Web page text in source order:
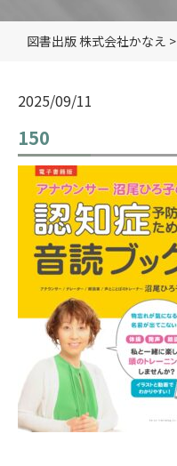
図書出版 株式会社かなえ >
2025/09/11
150